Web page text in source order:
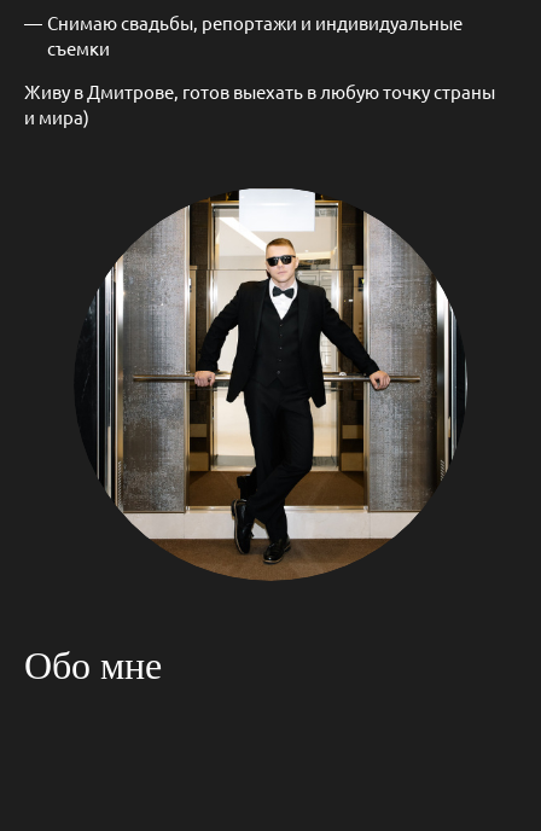
Снимаю свадьбы, репортажи и индивидуальные
съемки
Живу в Дмитрове, готов выехать в любую точку страны
и мира)
Обо мне